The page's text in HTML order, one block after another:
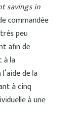
savings in
commandée
peu
afin de
à la
de la
à cinq
à une